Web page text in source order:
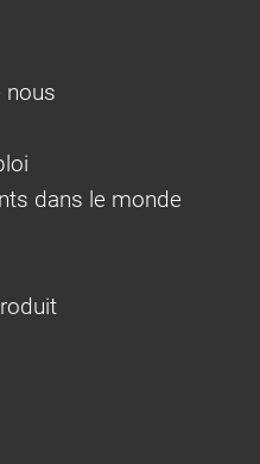
nous
dans le monde